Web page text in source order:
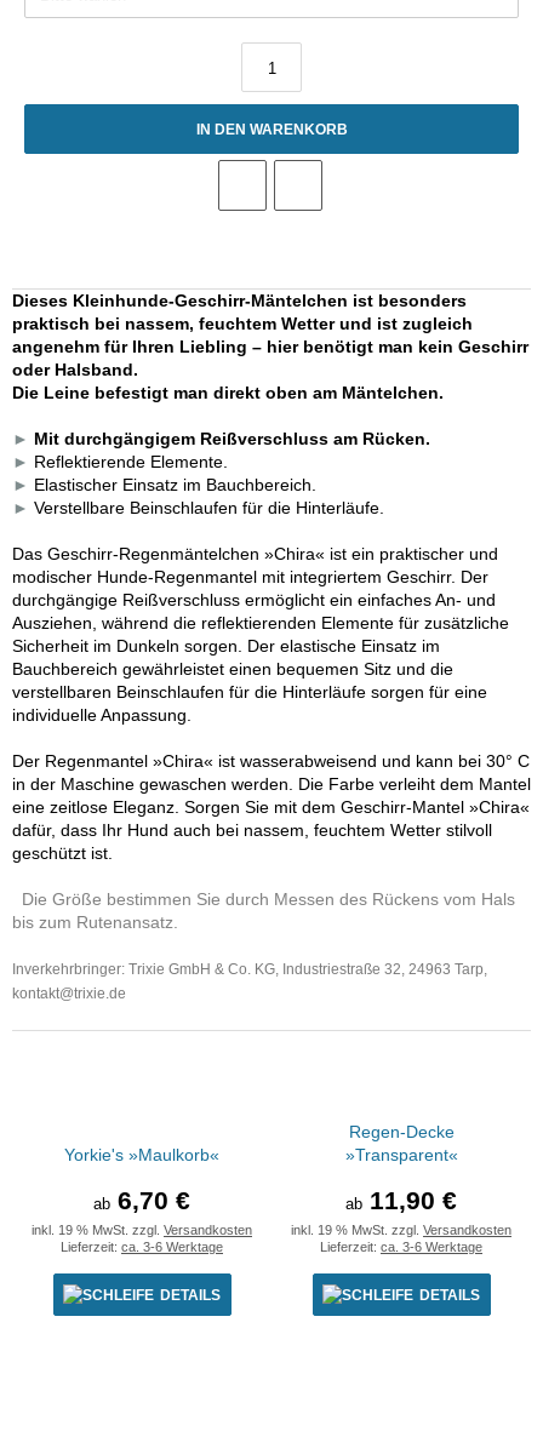
IN DEN WARENKORB
Dieses Kleinhunde-Geschirr-Mäntelchen ist besonders
praktisch bei nassem, feuchtem Wetter und ist zugleich
angenehm für Ihren Liebling – hier benötigt man kein Geschirr
oder Halsband.
Die Leine befestigt man direkt oben am Mäntelchen.
► Mit durchgängigem Reißverschluss am Rücken.
► Reflektierende Elemente.
► Elastischer Einsatz im Bauchbereich.
► Verstellbare Beinschlaufen für die Hinterläufe.
Das Geschirr-Regenmäntelchen »Chira« ist ein praktischer und
modischer Hunde-Regenmantel mit integriertem Geschirr. Der
durchgängige Reißverschluss ermöglicht ein einfaches An- und
Ausziehen, während die reflektierenden Elemente für zusätzliche
Sicherheit im Dunkeln sorgen. Der elastische Einsatz im
Bauchbereich gewährleistet einen bequemen Sitz und die
verstellbaren Beinschlaufen für die Hinterläufe sorgen für eine
individuelle Anpassung.
Der Regenmantel »Chira« ist wasserabweisend und kann bei 30° C
in der Maschine gewaschen werden. Die Farbe verleiht dem Mantel
eine zeitlose Eleganz. Sorgen Sie mit dem Geschirr-Mantel »Chira«
dafür, dass Ihr Hund auch bei nassem, feuchtem Wetter stilvoll
geschützt ist.
Die Größe bestimmen Sie durch Messen des Rückens vom Hals
bis zum Rutenansatz.
Inverkehrbringer: Trixie GmbH & Co. KG, Industriestraße 32, 24963 Tarp,
kontakt@trixie.de
Yorkie's »Maulkorb«
ab 6,70 €
inkl. 19 % MwSt. zzgl. Versandkosten
Lieferzeit: ca. 3-6 Werktage
DETAILS
Regen-Decke
»Transparent«
ab 11,90 €
inkl. 19 % MwSt. zzgl. Versandkosten
Lieferzeit: ca. 3-6 Werktage
DETAILS